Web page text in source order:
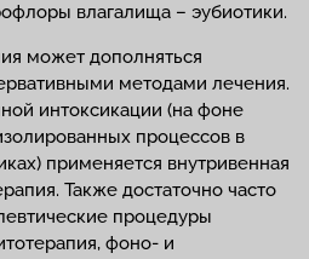
влагалища – эубиотики.
может дополняться
методами лечения.
интоксикации (на фоне
процессов в
применяется внутривенная
Также достаточно часто
процедуры
фоно- и